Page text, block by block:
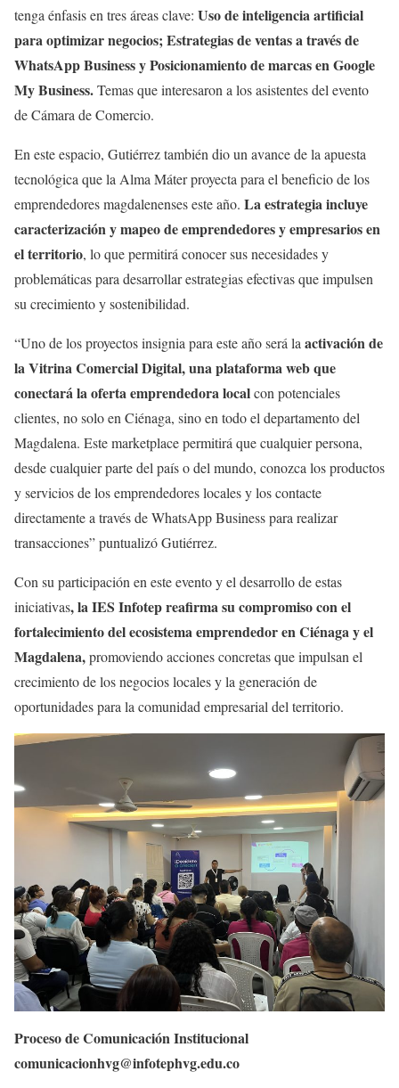
tenga énfasis en tres áreas clave: Uso de inteligencia artificial
para optimizar negocios; Estrategias de ventas a través de
WhatsApp Business y Posicionamiento de marcas en Google
My Business.Temas que interesaron a los asistentes del evento
de Cámara de Comercio.
En este espacio, Gutiérrez también dio un avance de la apuesta
tecnológica que la Alma Máter proyecta para el beneficio de los
emprendedores magdalenenses este año. La estrategia incluye
caracterización y mapeo de emprendedores y empresarios en
el territorio, lo que permitirá conocer sus necesidades y
problemáticas para desarrollar estrategias efectivas que impulsen
su crecimiento y sostenibilidad.
“Uno de los proyectos insignia para este año será la activación de
la Vitrina Comercial Digital, una plataforma web que
conectará la oferta emprendedora localcon potenciales
clientes, no solo en Ciénaga, sino en todo el departamento del
Magdalena. Este marketplace permitirá que cualquier persona,
desde cualquier parte del país o del mundo, conozca los productos
y servicios de los emprendedores locales y los contacte
directamente a través de WhatsApp Business para realizar
transacciones” puntualizó Gutiérrez.
Con su participación en este evento y el desarrollo de estas
iniciativas, la IES Infotep reafirma su compromiso con el
fortalecimiento del ecosistema emprendedor en Ciénaga y el
Magdalena,promoviendo acciones concretas que impulsan el
crecimiento de los negocios locales y la generación de
oportunidades para la comunidad empresarial del territorio.
Proceso de Comunicación Institucional
comunicacionhvg@infotephvg.edu.co